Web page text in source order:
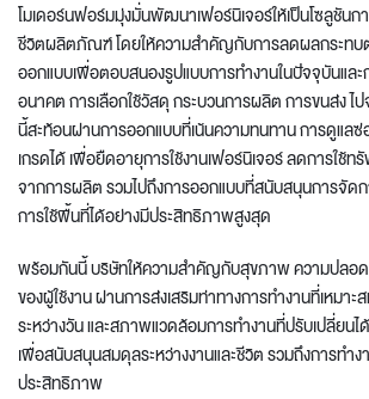
โมเดอร์นฟอร์มมุ่งมั่นพัฒนาเฟอร์นิเจอร์ให้เป็นโซลูชันก
ชีวิตผลิตภัณฑ์ โดยให้ความสำคัญกับการลดผลกระทบ
ออกแบบเพื่อตอบสนองรูปแบบการทำงานในปัจจุบันและ
อนาคต การเลือกใช้วัสดุ กระบวนการผลิต การขนส่ง ไป
นี้สะท้อนผ่านการออกแบบที่เน้นความทนทาน การดูแล
เกรดได้ เพื่อยืดอายุการใช้งานเฟอร์นิเจอร์ ลดการใช้ท
จากการผลิต รวมไปถึงการออกแบบที่สนับสนุนการจัดก
การใช้พื้นที่ได้อย่างมีประสิทธิภาพสูงสุด
พร้อมกันนี้ บริษัทให้ความสำคัญกับสุขภาพ ความปลอ
ของผู้ใช้งาน ผ่านการส่งเสริมท่าทางการทำงานที่เหมาะ
ระหว่างวัน และสภาพแวดล้อมการทำงานที่ปรับเปลี่ยน
เพื่อสนับสนุนสมดุลระหว่างงานและชีวิต รวมถึงการทำ
ประสิทธิภาพ